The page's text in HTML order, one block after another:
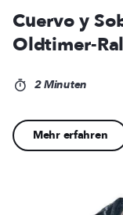
Cuervo y
Oldtimer-
2 Minuten
Mehr erfahren